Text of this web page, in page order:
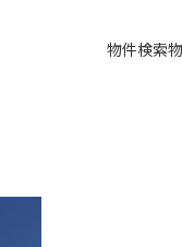
物件検索